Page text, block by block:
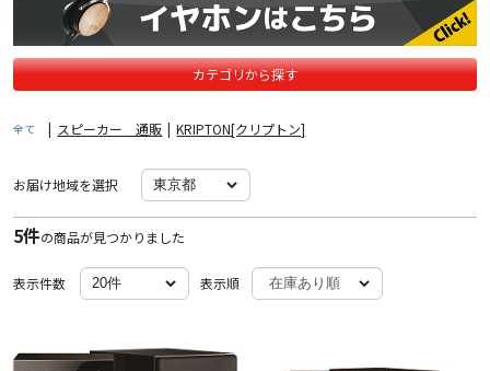
カテゴリから探す
全て | スピーカー 通販 | KRIPTON[クリプトン]
お届け地域を選択
5件の商品が見つかりました
表示件数 表示順